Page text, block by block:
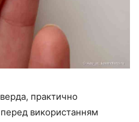
практично
використанням